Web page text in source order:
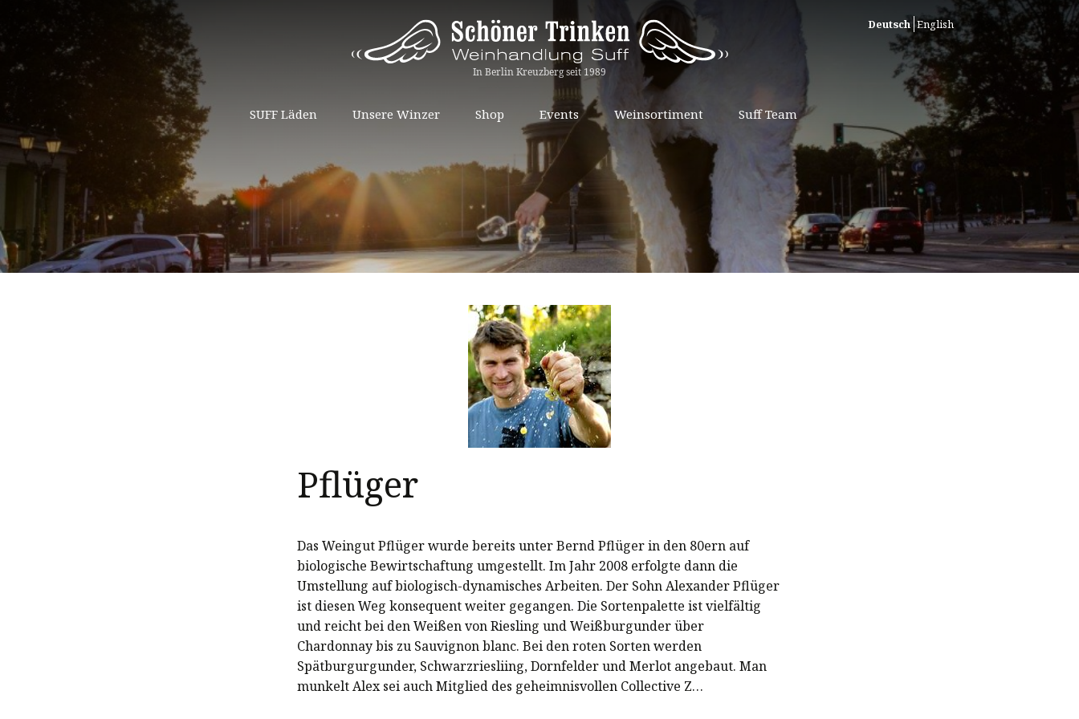
Springe
zum
Inhalt
Deutsch English
SUFF Läden Unsere Winzer Shop Events Weinsortiment Suff Team
Pflüger
Das Weingut Pflüger wurde bereits unter Bernd Pflüger in den 80ern auf
biologische Bewirtschaftung umgestellt. Im Jahr 2008 erfolgte dann die
Umstellung auf biologisch-dynamisches Arbeiten. Der Sohn Alexander Pflüger
ist diesen Weg konsequent weiter gegangen. Die Sortenpalette ist vielfältig
und reicht bei den Weißen von Riesling und Weißburgunder über
Chardonnay bis zu Sauvignon blanc. Bei den roten Sorten werden
Spätburgurgunder, Schwarzriesliing, Dornfelder und Merlot angebaut. Man
munkelt Alex sei auch Mitglied des geheimnisvollen Collective Z…